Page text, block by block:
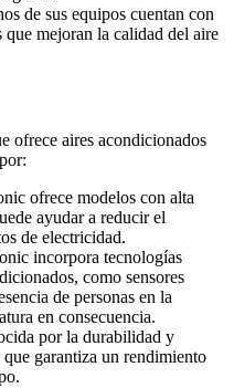
de sus equipos cuentan con
que mejoran la calidad del aire
ofrece aires acondicionados
ofrece modelos con alta
ayudar a reducir el
de electricidad.
incorpora tecnologías
como sensores
de personas en la
en consecuencia.
por la durabilidad y
garantiza un rendimiento